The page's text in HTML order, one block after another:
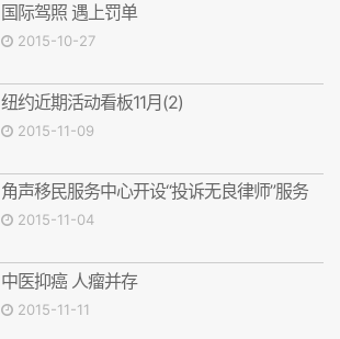
国际驾照 遇上罚单
2015-10-27
纽约近期活动看板11月(2)
2015-11-09
角声移民服务中心开设“投诉无良律师”服务
2015-11-04
中医抑癌 人瘤并存
2015-11-11